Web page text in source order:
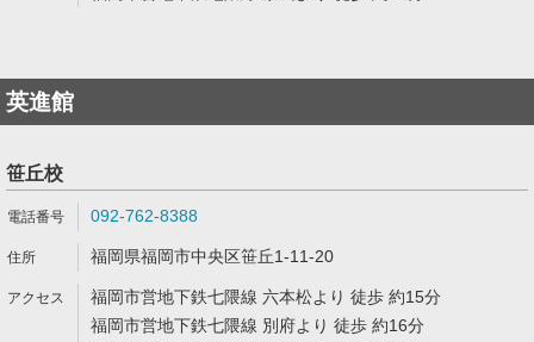
英進館
笹丘校
092-762-8388
福岡県福岡市中央区笹丘1-11-20
福岡市営地下鉄七隈線 六本松より 徒歩 約15分
福岡市営地下鉄七隈線 別府より 徒歩 約16分